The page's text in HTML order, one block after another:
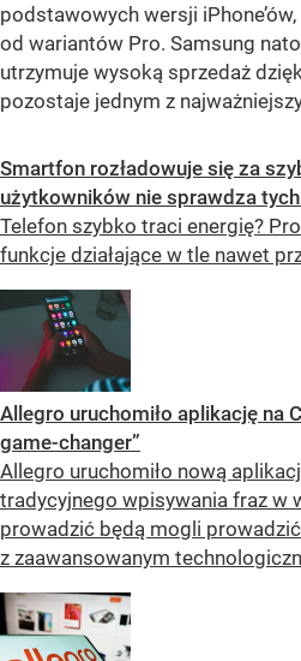
podstawowych wersji
od wariantów Pro. Samsung
utrzymuje wysoką sprzedaż
pozostaje jednym z
Smartfon rozładowuje się za
użytkowników nie sprawdza
Telefon szybko traci energię?
funkcje działające w tle nawet
Allegro uruchomiło aplikację na
game-changer”
Allegro uruchomiło nową
tradycyjnego wpisywania fraz w
prowadzić będą mogli
z zaawansowanym